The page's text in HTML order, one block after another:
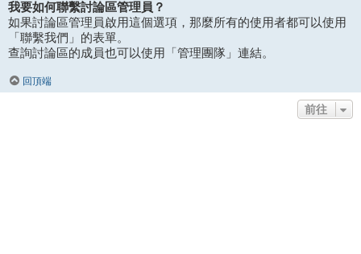
我要如何聯繫討論區管理員？
如果討論區管理員啟用這個選項，那麼所有的使用者都可以使用
「聯繫我們」的表單。
查詢討論區的成員也可以使用「管理團隊」連結。
回頂端
前往